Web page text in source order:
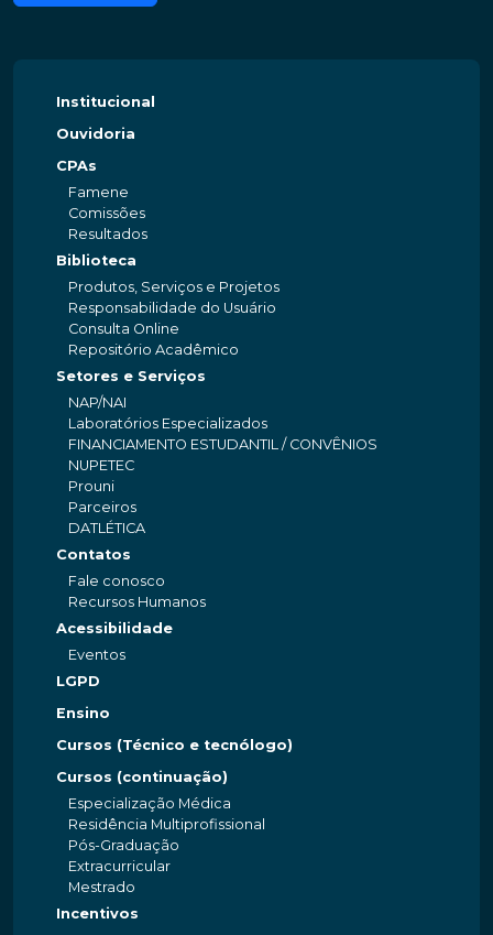
Institucional
Ouvidoria
CPAs
Famene
Comissões
Resultados
Biblioteca
Produtos, Serviços e Projetos
Responsabilidade do Usuário
Consulta Online
Repositório Acadêmico
Setores e Serviços
NAP/NAI
Laboratórios Especializados
FINANCIAMENTO ESTUDANTIL / CONVÊNIOS
NUPETEC
Prouni
Parceiros
DATLÉTICA
Contatos
Fale conosco
Recursos Humanos
Acessibilidade
Eventos
LGPD
Ensino
Cursos (Técnico e tecnólogo)
Cursos (continuação)
Especialização Médica
Residência Multiprofissional
Pós-Graduação
Extracurricular
Mestrado
Incentivos